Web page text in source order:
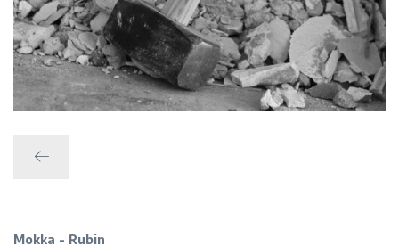
Mokka - Rubin